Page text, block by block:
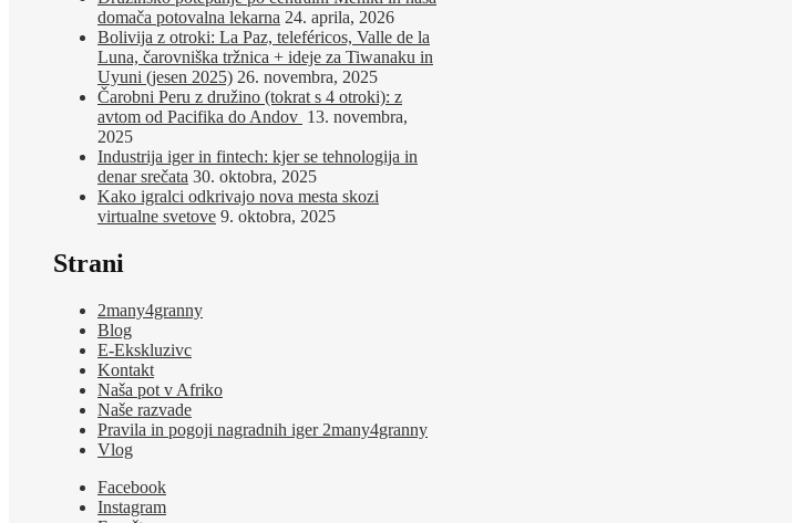
domača potovalna lekarna 24. aprila, 2026
Bolivija z otroki: La Paz, teleféricos, Valle de la
Luna, čarovniška tržnica + ideje za Tiwanaku in
Uyuni (jesen 2025) 26. novembra, 2025
Čarobni Peru z družino (tokrat s 4 otroki): z
avtom od Pacifika do Andov 13. novembra,
2025
Industrija iger in fintech: kjer se tehnologija in
denar srečata 30. oktobra, 2025
Kako igralci odkrivajo nova mesta skozi
virtualne svetove 9. oktobra, 2025
Strani
2many4granny
Blog
E-Ekskluzivc
Kontakt
Naša pot v Afriko
Naše razvade
Pravila in pogoji nagradnih iger 2many4granny
Vlog
Facebook
Instagram